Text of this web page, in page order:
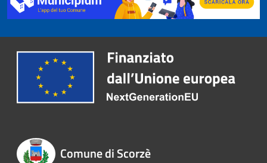
Comune di Scorzè